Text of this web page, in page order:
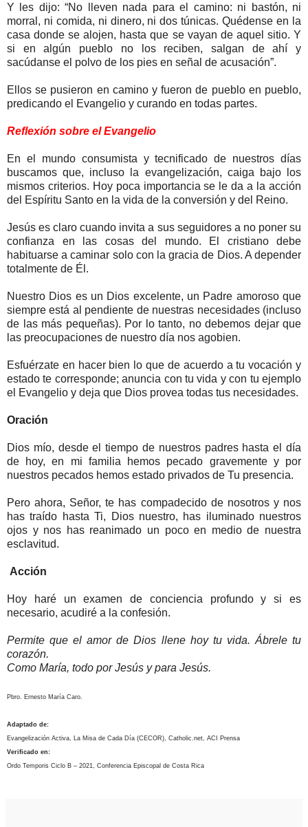
Y les dijo: “No lleven nada para el camino: ni bastón, ni
morral, ni comida, ni dinero, ni dos túnicas. Quédense en la
casa donde se alojen, hasta que se vayan de aquel sitio. Y
si en algún pueblo no los reciben, salgan de ahí y
sacúdanse el polvo de los pies en señal de acusación”.
Ellos se pusieron en camino y fueron de pueblo en pueblo,
predicando el Evangelio y curando en todas partes.
Reflexión sobre el Evangelio
En el mundo consumista y tecnificado de nuestros días
buscamos que, incluso la evangelización, caiga bajo los
mismos criterios. Hoy poca importancia se le da a la acción
del Espíritu Santo en la vida de la conversión y del Reino.
Jesús es claro cuando invita a sus seguidores a no poner su
confianza en las cosas del mundo. El cristiano debe
habituarse a caminar solo con la gracia de Dios. A depender
totalmente de Él.
Nuestro Dios es un Dios excelente, un Padre amoroso que
siempre está al pendiente de nuestras necesidades (incluso
de las más pequeñas). Por lo tanto, no debemos dejar que
las preocupaciones de nuestro día nos agobien.
Esfuérzate en hacer bien lo que de acuerdo a tu vocación y
estado te corresponde; anuncia con tu vida y con tu ejemplo
el Evangelio y deja que Dios provea todas tus necesidades.
Oración
Dios mío, desde el tiempo de nuestros padres hasta el día
de hoy, en mi familia hemos pecado gravemente y por
nuestros pecados hemos estado privados de Tu presencia.
Pero ahora, Señor, te has compadecido de nosotros y nos
has traído hasta Ti, Dios nuestro, has iluminado nuestros
ojos y nos has reanimado un poco en medio de nuestra
esclavitud.
Acción
Hoy haré un examen de conciencia profundo y si es
necesario, acudiré a la confesión.
Permite que el amor de Dios llene hoy tu vida. Ábrele tu
corazón.
Como María, todo por Jesús y para Jesús.
Pbro. Ernesto María Caro.
Adaptado de:
Evangelización Activa, La Misa de Cada Día (CECOR), Catholic.net, ACI Prensa
Verificado en:
Ordo Temporis Ciclo B – 2021, Conferencia Episcopal de Costa Rica